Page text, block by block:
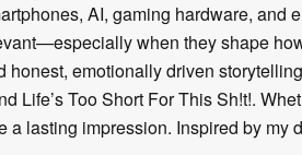
AI, gaming hardware, and
when they shape
honest, emotionally driven
Life’s Too Short For This Sh!t!.
lasting impression. Inspired by my